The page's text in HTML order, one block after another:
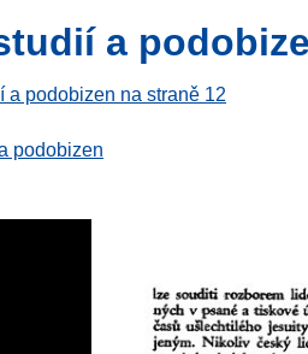
a
a podobizen na straně 12
podobizen